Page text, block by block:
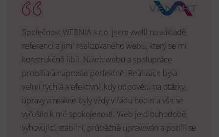
Společnost WEBNIA s.r.o. jsem zvolil na základě
referencí a jimi realizovaného webu, který se mi
konstrukčně libíl. Návrh webu a spolupráce
probíhala naprosto perfektně. Realizace byla
velmi rychlá a efektivní, kdy odpovědi na otázky,
úpravy a reakce byly vždy v řádu hodin a vše se
vyřešilo k mé spokojenosti. Web je dlouhodobě
vyhovující, stabilní, průběžně upravován a podílí se